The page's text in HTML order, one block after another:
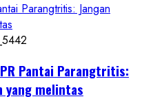
Parangtritis: Jangan
Pantai Parangtritis:
yang melintas